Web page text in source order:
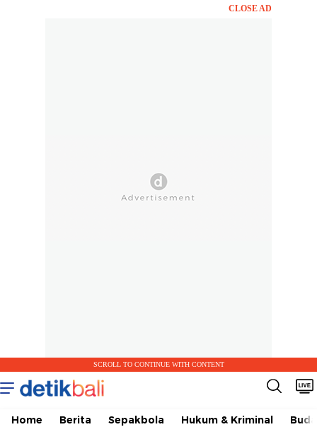
CLOSE AD
SCROLL TO CONTINUE WITH CONTENT
Home Berita Sepakbola Hukum & Kriminal